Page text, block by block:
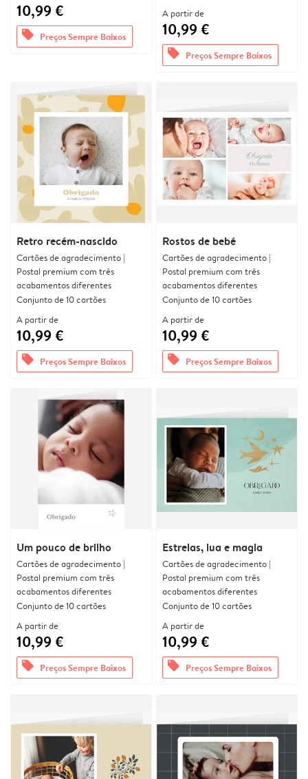
10,99 €
offers Preços Sempre Baixos
A partir de
10,99 €
offers Preços Sempre Baixos
Retro recém-nascido
Cartões de agradecimento |
Postal premium com três
acabamentos diferentes
Conjunto de 10 cartões
A partir de
10,99 €
offers Preços Sempre Baixos
Rostos de bebé
Cartões de agradecimento |
Postal premium com três
acabamentos diferentes
Conjunto de 10 cartões
A partir de
10,99 €
offers Preços Sempre Baixos
Um pouco de brilho
Cartões de agradecimento |
Postal premium com três
acabamentos diferentes
Conjunto de 10 cartões
A partir de
10,99 €
offers Preços Sempre Baixos
Estrelas, lua e magia
Cartões de agradecimento |
Postal premium com três
acabamentos diferentes
Conjunto de 10 cartões
A partir de
10,99 €
offers Preços Sempre Baixos